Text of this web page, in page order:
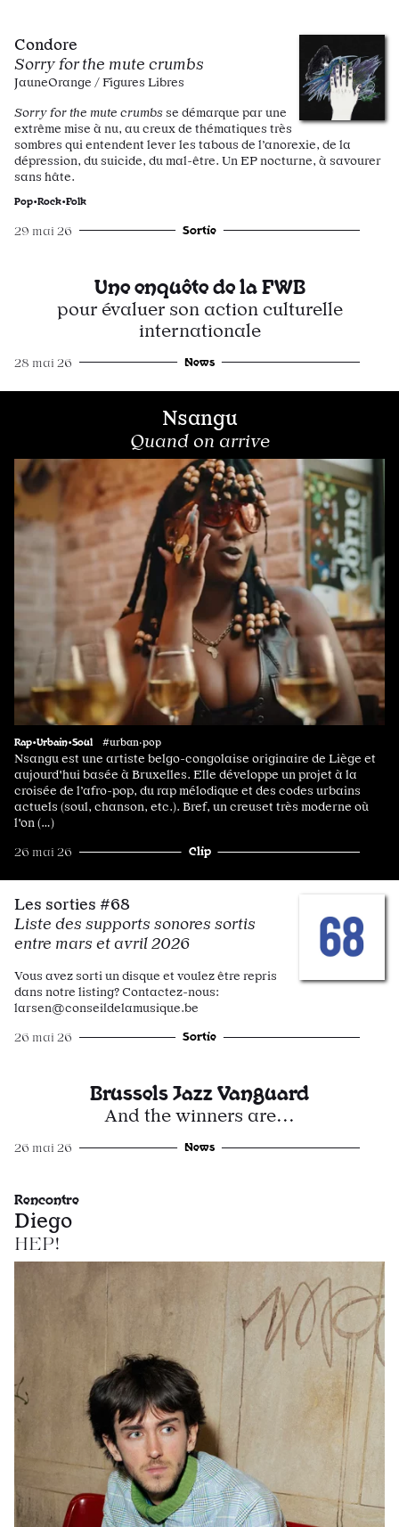
Condore
Sorry for the mute crumbs
JauneOrange / Figures Libres
Sorry for the mute crumbsse démarque par une
extrême mise à nu, au creux de thématiques très
sombres qui entendent lever les tabous de l’anorexie, de la
dépression, du suicide, du mal-être. Un EP nocturne, à savourer
sans hâte.
Pop•Rock•Folk
29 mai 26 Sortie
Une enquête de la FWB
pour évaluer son action culturelle
internationale
28 mai 26 News
Nsangu
Quand on arrive
Rap•Urbain•Soul #urban·pop
Nsangu est une artiste belgo-congolaise originaire de Liège et
aujourd'hui basée à Bruxelles. Elle développe un projet à la
croisée de l’afro-pop, du rap mélodique et des codes urbains
actuels (soul, chanson, etc.). Bref, un creuset très moderne où
l'on (…)
26 mai 26 Clip
Les sorties #68
Liste des supports sonores sortis
entre mars et avril 2026
Vous avez sorti un disque et voulez être repris
dans notre listing? Contactez-nous:
larsen@conseildelamusique.be
26 mai 26 Sortie
Brussels Jazz Vanguard
And the winners are...
26 mai 26 News
Rencontre
Diego
HEP!